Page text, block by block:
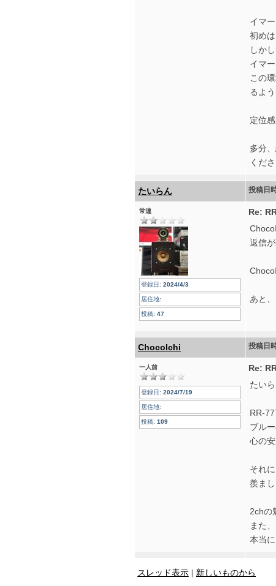
イマ
初め
しか
イマ
この
るよ
定位
多分
くださ
たいらん 投稿日
常連
登録日: 2024/4/3
居住地:
投稿: 47
Re:
返信
あと
ChocoIchi 投稿日
一人前
登録日: 2024/7/19
居住地:
投稿: 109
Re:
たい
RR-
ブル
心の
それ
羨まし
2chの
また
本当
スレッド表示 | 新しいものから